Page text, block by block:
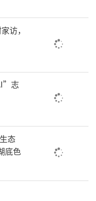
访，
志
态
底色